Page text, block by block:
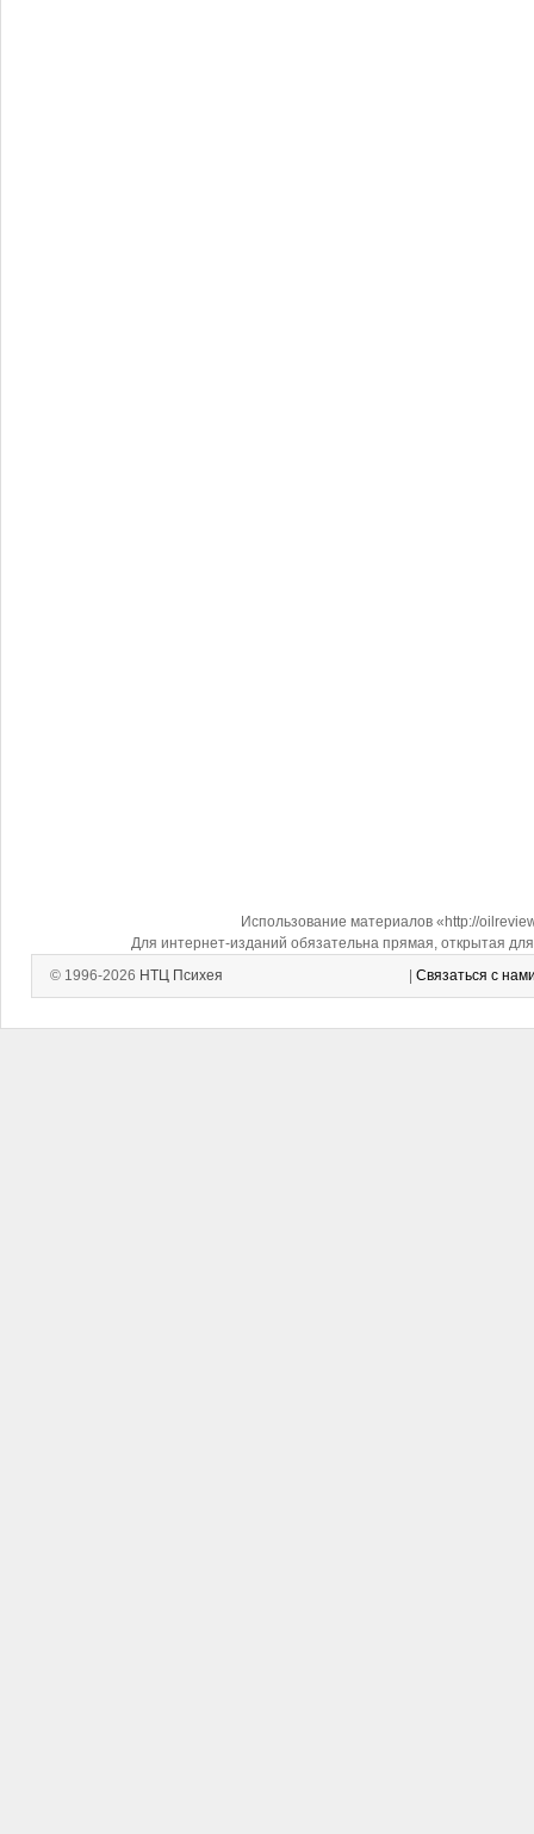
Использование материалов «http://
Для интернет-изданий обязательна прямая, открытая
© 1996-2026 НТЦ Психея Связаться с